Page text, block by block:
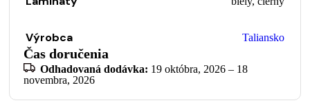
Výrobca Taliansko
Čas doručenia
Odhadovaná dodávka: 19 októbra, 2026 – 18
novembra, 2026